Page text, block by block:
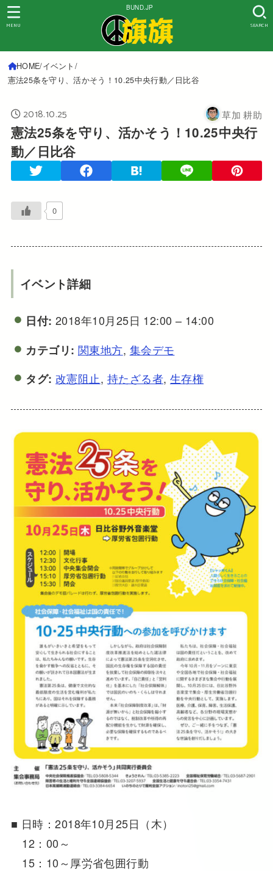
BUND.JP
SEARCH
MENU
HOME イベント
憲法25条を守り、活かそう！10.25中央行動／日比谷
2018.10.25 草加 耕助
憲法25条を守り、活かそう！10.25中央行
動／日比谷
0
イベント詳細
日付: 2018年10月25日 12:00 – 14:00
カテゴリ: 関東地方, 集会デモ
タグ: 改憲阻止, 持たざる者, 生存権
■ 日時：2018年10月25日（木）
12：00～
15：10～厚労省包囲行動